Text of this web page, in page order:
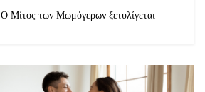
O Μίτος των Μωμόγερων ξετυλίγεται